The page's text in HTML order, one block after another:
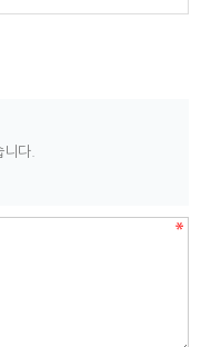
다.